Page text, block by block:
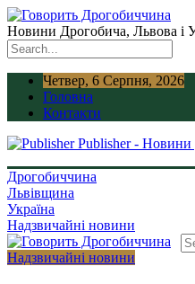
Новини Дрогобича, Львова і
Четвер, 6 Серпня, 2026
Головна
Контакти
Publisher - Новини
Дрогобиччина
Львівщина
Україна
Надзвичайні новини
Надзвичайні новини